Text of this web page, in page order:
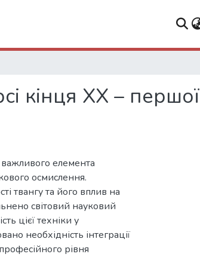
кінця ХХ – першої
важливого елемента
осмислення.
твангу та його вплив на
світовий науковий
цієї техніки у
необхідність інтеграції
рівня